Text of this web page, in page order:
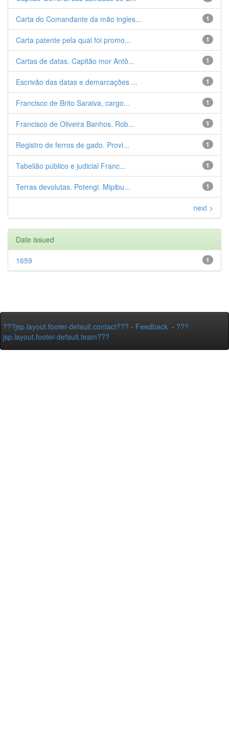
1
Carta do Comandante da mão ingles...
1
Carta patente pela qual foi promo...
1
Cartas de datas. Capitão mor Antô...
1
Escrivão das datas e demarcações ...
1
Francisco de Brito Saraiva, cargo...
1
Francisco de Oliveira Banhos. Rob...
1
Registro de ferros de gado. Provi...
1
Tabelião público e judicial Franc...
1
Terras devolutas. Potengi. Mipibu...
next >
Date issued
1
1659
???jsp.layout.footer-default.contact??? - Feedback - ???
jsp.layout.footer-default.team???